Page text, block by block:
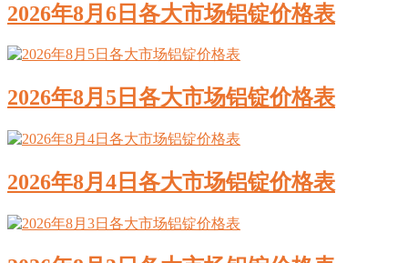
2026年8月6日各大市场铝锭价格表
2026年8月5日各大市场铝锭价格表
2026年8月4日各大市场铝锭价格表